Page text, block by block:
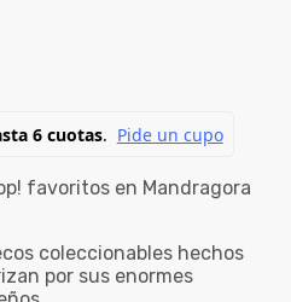
favoritos en Mandragora
coleccionables hechos
por sus enormes